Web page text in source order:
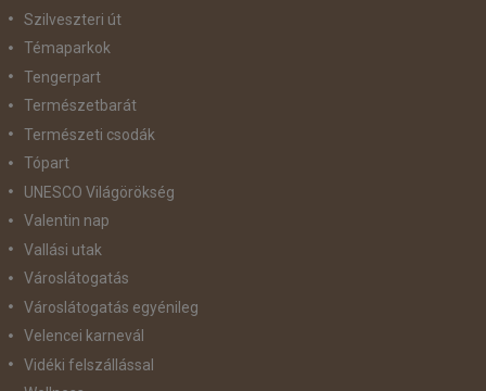
Szilveszteri út
Témaparkok
Tengerpart
Természetbarát
Természeti csodák
Tópart
UNESCO Világörökség
Valentin nap
Vallási utak
Városlátogatás
Városlátogatás egyénileg
Velencei karnevál
Vidéki felszállással